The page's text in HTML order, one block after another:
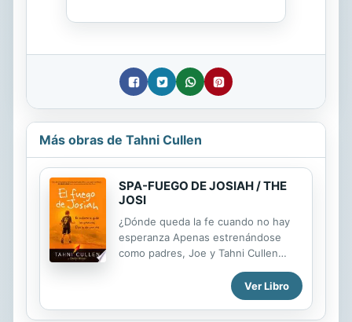
Más obras de Tahni Cullen
SPA-FUEGO DE JOSIAH / THE
JOSI
¿Dónde queda la fe cuando no hay
esperanza Apenas estrenándose
como padres, Joe y Tahni Cullen
tuvieron un inesperado encuentro
con el mundo del autismo cuando su
hijo Josiah perdió repentinamente su
Ver Libro